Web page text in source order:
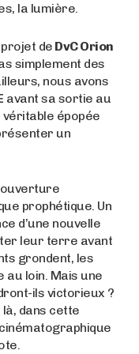
la lumière.
de DvC Orion
simplement des
nous avons
avant sa sortie au
véritable épopée
un
ouverture
prophétique. Un
d’une nouvelle
leur terre avant
grondent, les
au loin. Mais une
ils victorieux ?
dans cette